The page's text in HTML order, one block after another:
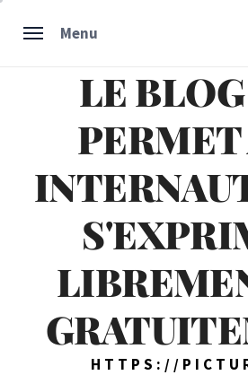
Menu
LE
HTTPS://